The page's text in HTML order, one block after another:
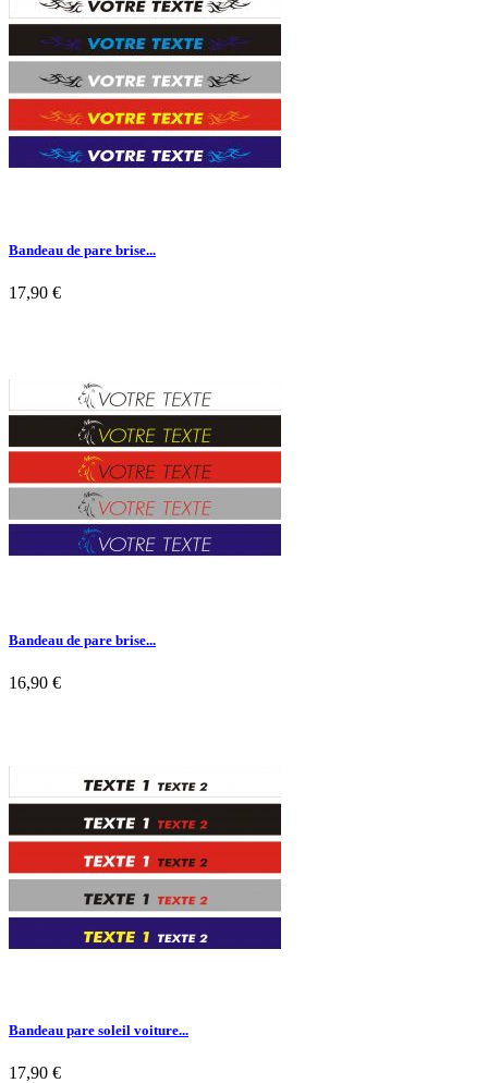
Bandeau de pare brise...
17,90 €
Bandeau de pare brise...
16,90 €
Bandeau pare soleil voiture...
17,90 €